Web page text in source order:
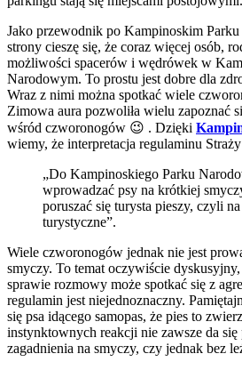
Jako przewodnik po Kampinoskim
strony cieszę się, że coraz więcej osób,
możliwości spacerów i wędrówek w
Narodowym. To prostu jest dobre dla
Wraz z nimi można spotkać wiele
Zimowa aura pozwoliła wielu zapoznać
wśród czworonogów 😉 . Dzięki
wiemy, że interpretacja regulaminu
„Do Kampinoskiego Parku
wprowadzać psy na krótkiej
poruszać się turysta pieszy, czyli
turystyczne”.
Wiele czworonogów jednak nie jest
smyczy. To temat oczywiście
sprawie rozmowy może spotkać się z
regulamin jest niejednoznaczny.
się psa idącego samopas, że pies to
instynktownych reakcji nie zawsze da się
zagadnienia na smyczy, czy jednak bez